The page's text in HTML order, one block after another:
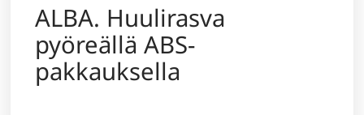
ALBA. Huulirasva
pyöreällä ABS-
pakkauksella